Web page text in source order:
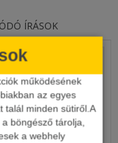
működésének
az egyes
talál minden sütiről.A
böngésző tárolja,
a webhely
ÍRÁSOK